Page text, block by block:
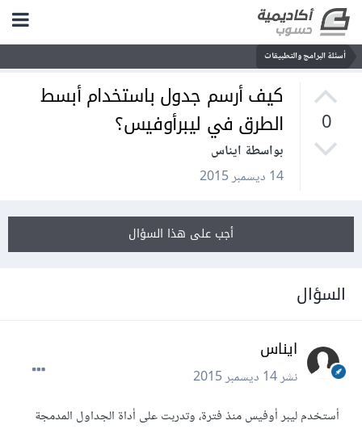
أسئلة البرامج والتطبيقات
0
كيف أرسم جدول باستخدام أبسط
الطرق في ليبرأوفيس؟
بواسطة ايناس
14 ديسمبر 2015
أجب على هذا السؤال
السؤال
ايناس
نشر14 ديسمبر 2015
أستخدم ليبر أوفيس منذ فترة، وتدربت على أداة الجداول المدمجة